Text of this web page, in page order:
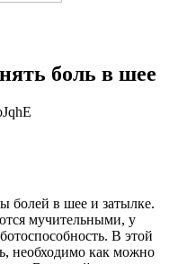
боль в шее
болей в шее и затылке.
мучительными, у
В этой
необходимо как можно